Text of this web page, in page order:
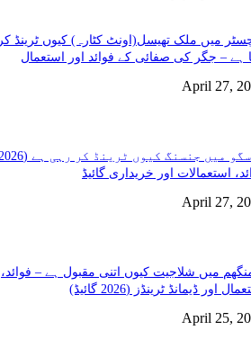
میں ملک تھیسل(اونٹ کٹارہ) کیوں ٹرینڈ کر
ہے – جگر کی صفائی کے فوائد اور استعمال
April 27,
استعمالات اور خریداری گائیڈ
April 27,
میں شلاجیت کیوں اتنی مقبول ہے – فوائد،
اور ڈیمانڈ ٹرینڈز (2026 گائیڈ)
April 25,